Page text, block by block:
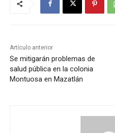
Artículo anterior
Se mitigarán problemas de
salud pública en la colonia
Montuosa en Mazatlán